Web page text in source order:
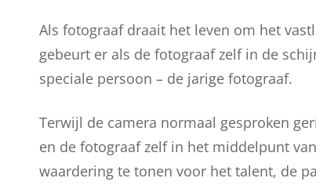
Als fotograaf draait het leven om het
gebeurt er als de fotograaf zelf in de
speciale persoon – de jarige fotograaf.
Terwijl de camera normaal gesproken
en de fotograaf zelf in het middelpunt
waardering te tonen voor het talent, de